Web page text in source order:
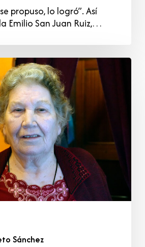
propuso, lo logró”. Así
Emilio San Juan Ruiz,…
Sánchez